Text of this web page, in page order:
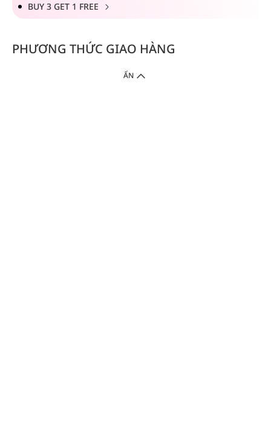
BUY 3 GET 1 FREE
PHƯƠNG THỨC GIAO HÀNG
ẨN